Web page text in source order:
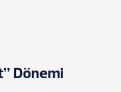
Dönemi